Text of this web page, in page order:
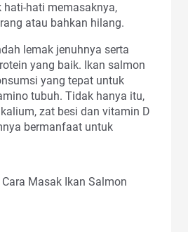
hati memasaknya,
atau bahkan hilang.
lemak jenuhnya serta
yang baik. Ikan salmon
yang tepat untuk
tubuh. Tidak hanya itu,
zat besi dan vitamin D
bermanfaat untuk